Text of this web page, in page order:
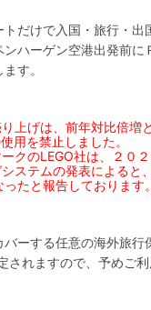
だけで入国・旅行・出
ハーゲン空港出発前
す。
上げは、前年対比倍増
用を禁止しました。
クのLEGO社は、２０
ステムの発表によると
たと報告しております
ーする任意の海外旅
されますので、予めご